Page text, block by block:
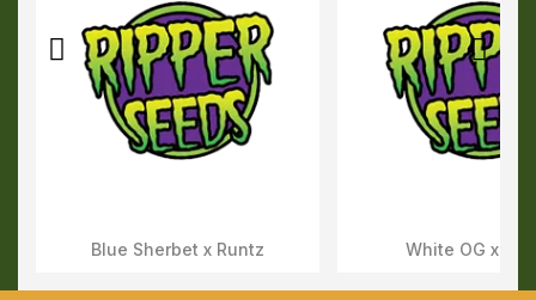
Aperçu Rapide
Blue Sherbet x Runtz Aperçu
White OG x